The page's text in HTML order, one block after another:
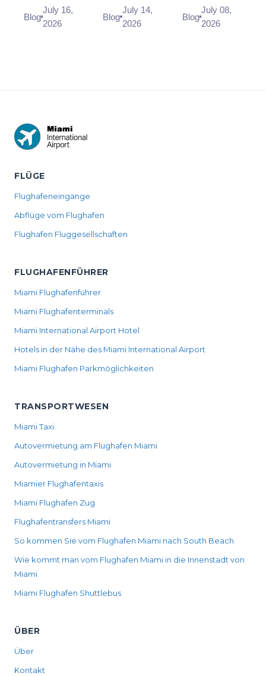
Uber - every
way from MIA
Blog
July 16,
2026
Uber (2026
Guide)
$35 flat rate is
gone) or Uber -
Blog
July 14,
2026
Report a
Lost Item
is exactly
where and how
Blog
July 08,
2026
FLÜGE
Flughafeneingänge
Abflüge vom Flughafen
Flughafen Fluggesellschaften
FLUGHAFENFÜHRER
Miami Flughafenführer
Miami Flughafenterminals
Miami International Airport Hotel
Hotels in der Nähe des Miami International Airport
Miami Flughafen Parkmöglichkeiten
TRANSPORTWESEN
Miami Taxi
Autovermietung am Flughafen Miami
Autovermietung in Miami
Miamier Flughafentaxis
Miami Flughafen Zug
Flughafentransfers Miami
So kommen Sie vom Flughafen Miami nach South Beach
Wie kommt man vom Flughafen Miami in die Innenstadt von
Miami
Miami Flughafen Shuttlebus
ÜBER
Über
Kontakt